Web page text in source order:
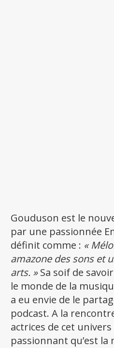
Gouduson est le
par une passionnée
définit comme : «
amazone des sons et
arts. »Sa soif de
le monde de la
a eu envie de le
podcast. A la
actrices de cet
passionnant qu’est